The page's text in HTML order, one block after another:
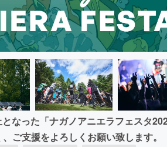
なった「ナガノアニエラフェスタ
ご支援をよろしくお願い致します。